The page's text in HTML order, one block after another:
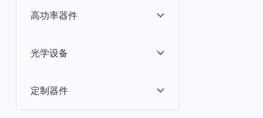
高功率器件
光学设备
定制器件